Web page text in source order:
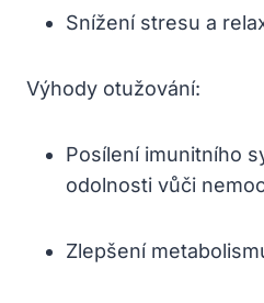
Snížení stresu a
Výhody otužování:
Posílení imunitního
odolnosti vůči
Zlepšení